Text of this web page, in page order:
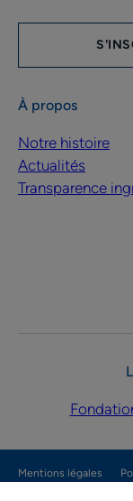
À propos
Notre histoire
Actualités
Transparence
Mentions légales